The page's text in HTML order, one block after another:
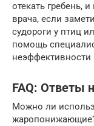
отекать гребень,
врача, если
судороги у птиц
помощь
неэффективности
FAQ: Ответы
Можно ли